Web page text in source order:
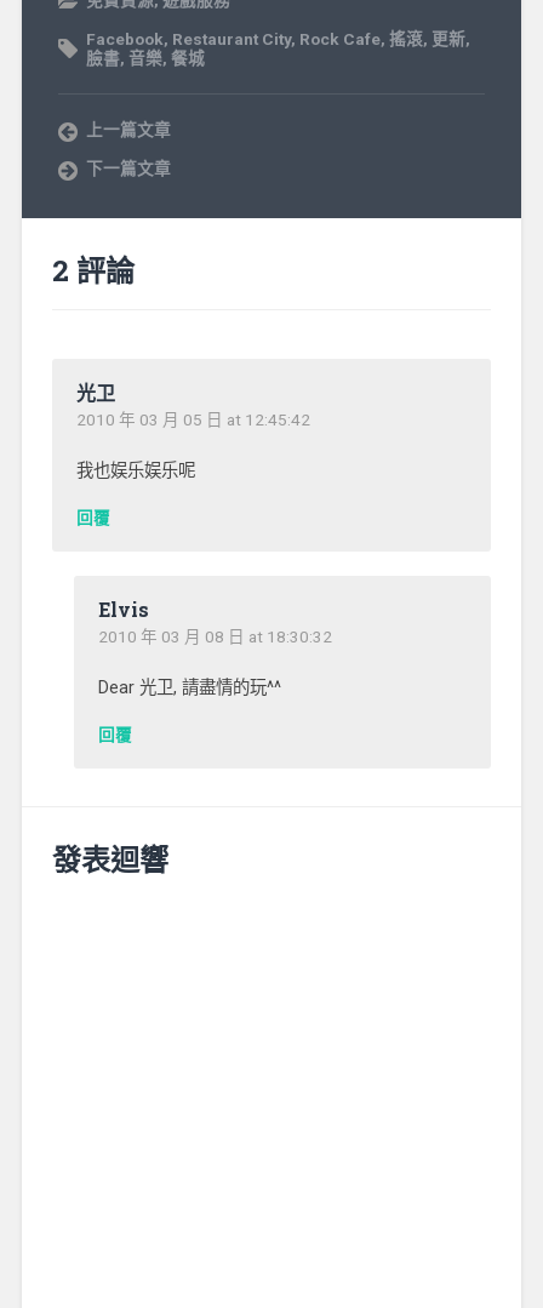
Facebook, Restaurant City, Rock Cafe, 搖滾, 更新,
臉書, 音樂, 餐城
上一篇文章
下一篇文章
2 評論
光卫
2010 年 03 月 05 日 at 12:45:42
我也娱乐娱乐呢
回覆
Elvis
2010 年 03 月 08 日 at 18:30:32
Dear 光卫, 請盡情的玩^^
回覆
發表迴響